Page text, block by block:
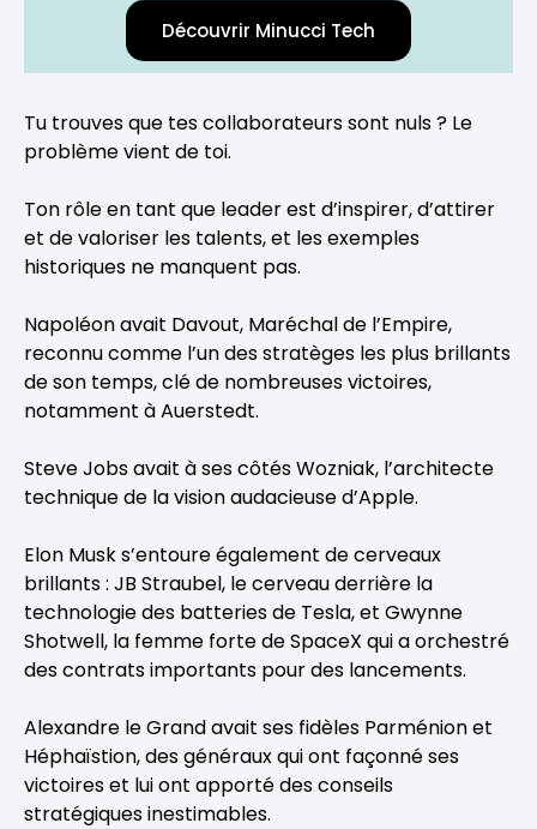
Découvrir Minucci Tech
Tu trouves que tes collaborateurs sont nuls ? Le
problème vient de toi.
Ton rôle en tant que leader est d’inspirer, d’attirer
et de valoriser les talents, et les exemples
historiques ne manquent pas.
Napoléon avait Davout, Maréchal de l’Empire,
reconnu comme l’un des stratèges les plus brillants
de son temps, clé de nombreuses victoires,
notamment à Auerstedt.
Steve Jobs avait à ses côtés Wozniak, l’architecte
technique de la vision audacieuse d’Apple.
Elon Musk s’entoure également de cerveaux
brillants : JB Straubel, le cerveau derrière la
technologie des batteries de Tesla, et Gwynne
Shotwell, la femme forte de SpaceX qui a orchestré
des contrats importants pour des lancements.
Alexandre le Grand avait ses fidèles Parménion et
Héphaïstion, des généraux qui ont façonné ses
victoires et lui ont apporté des conseils
stratégiques inestimables.